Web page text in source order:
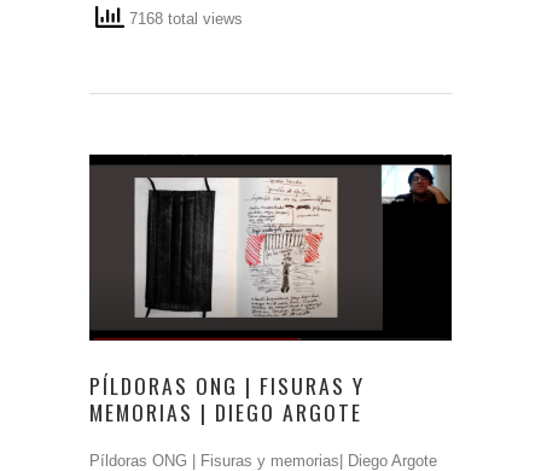
7168 total views
PÍLDORAS ONG | FISURAS Y
MEMORIAS | DIEGO ARGOTE
Píldoras ONG | Fisuras y memorias| Diego Argote